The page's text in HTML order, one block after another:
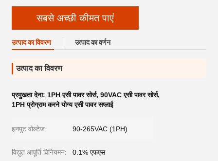
सबसे अच्छी कीमत पाएं
उत्पाद का विवरण उत्पाद का वर्णन
उत्पाद का विवरण
प्रमुखता देना: 1PH एसी पावर सोर्स, 90VAC एसी पावर सोर्स,
1PH प्रोग्राम करने योग्य एसी पावर सप्लाई
इनपुट वोल्टेज: 90-265VAC (1PH)
विद्युत आपूर्ति विनियमन: 0.1% एफएस